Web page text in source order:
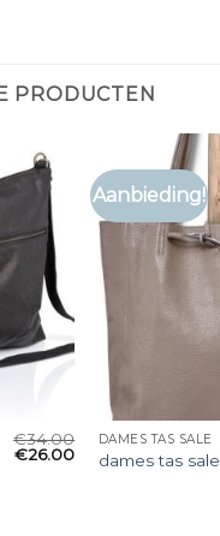
PRODUCTEN
€34.00
€26.00
Aanbieding!
DAMES TAS SALE
dames tas sale